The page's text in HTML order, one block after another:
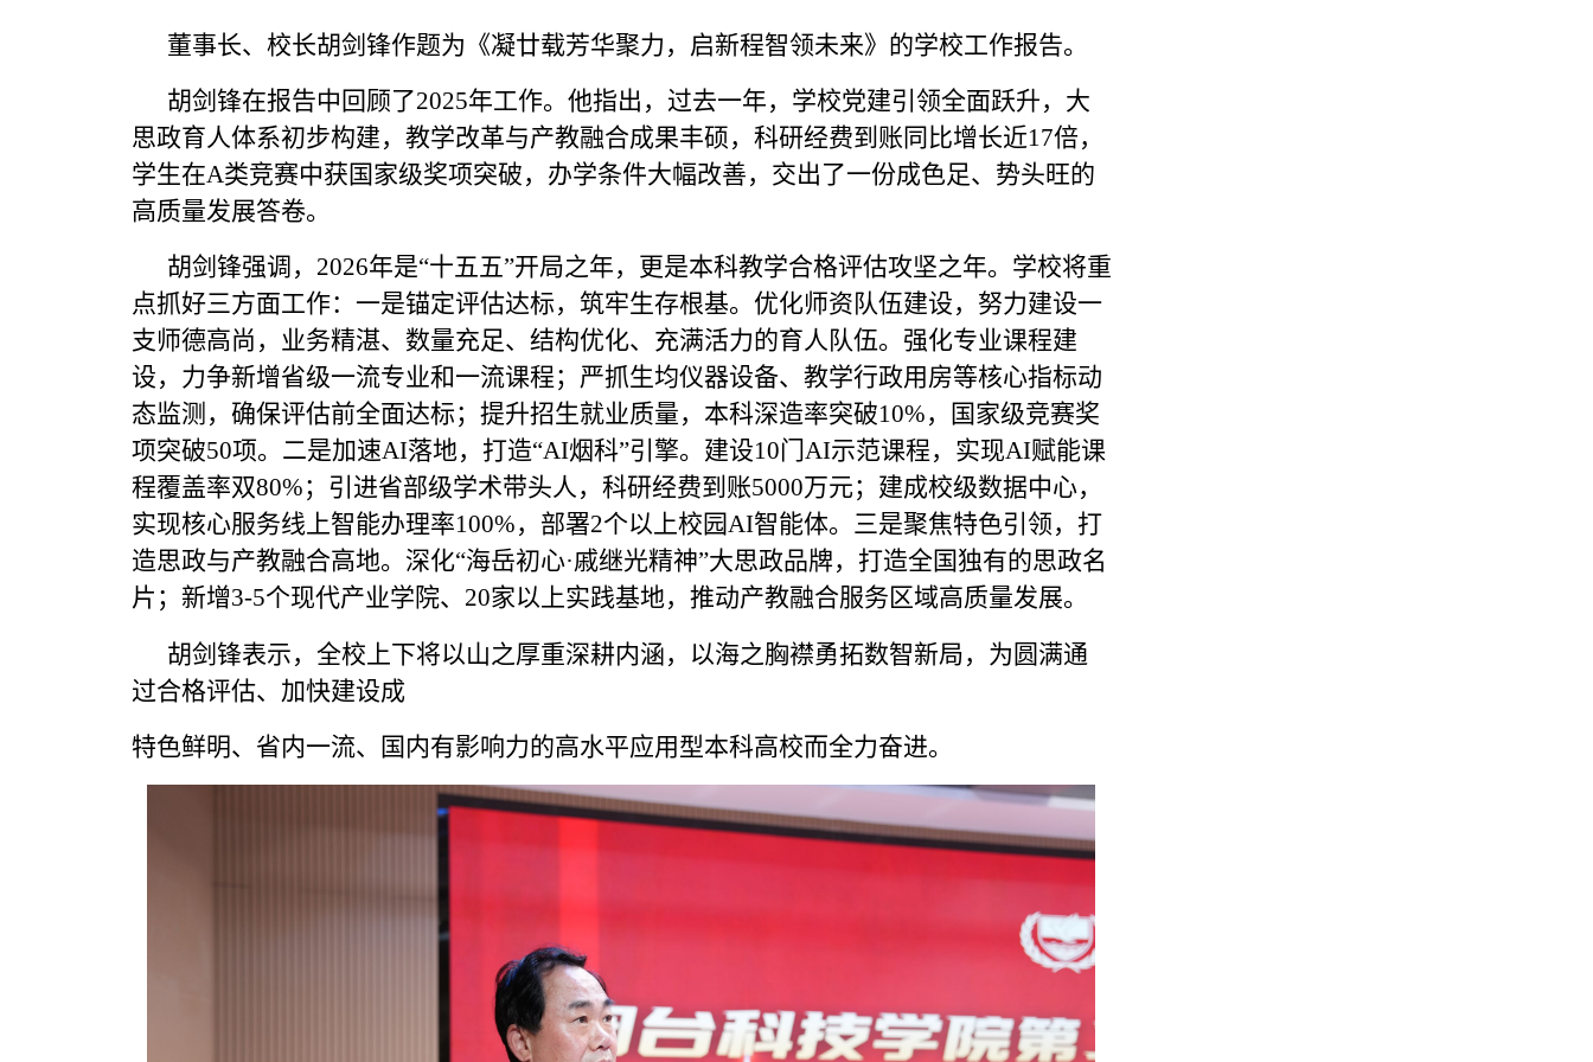
董事长、校长胡剑锋作题为《凝廿载芳华聚力，启新程智领未来》的学校工作报告。
胡剑锋在报告中回顾了2025年工作。他指出，过去一年，学校党建引领全面跃升，大
思政育人体系初步构建，教学改革与产教融合成果丰硕，科研经费到账同比增长近17倍，
学生在A类竞赛中获国家级奖项突破，办学条件大幅改善，交出了一份成色足、势头旺的
高质量发展答卷。
胡剑锋强调，2026年是“十五五”开局之年，更是本科教学合格评估攻坚之年。学校将重
点抓好三方面工作：一是锚定评估达标，筑牢生存根基。优化师资队伍建设，努力建设一
支师德高尚，业务精湛、数量充足、结构优化、充满活力的育人队伍。强化专业课程建
设，力争新增省级一流专业和一流课程；严抓生均仪器设备、教学行政用房等核心指标动
态监测，确保评估前全面达标；提升招生就业质量，本科深造率突破10%，国家级竞赛奖
项突破50项。二是加速AI落地，打造“AI烟科”引擎。建设10门AI示范课程，实现AI赋能课
程覆盖率双80%；引进省部级学术带头人，科研经费到账5000万元；建成校级数据中心，
实现核心服务线上智能办理率100%，部署2个以上校园AI智能体。三是聚焦特色引领，打
造思政与产教融合高地。深化“海岳初心·戚继光精神”大思政品牌，打造全国独有的思政名
片；新增3-5个现代产业学院、20家以上实践基地，推动产教融合服务区域高质量发展。
胡剑锋表示，全校上下将以山之厚重深耕内涵，以海之胸襟勇拓数智新局，为圆满通
过合格评估、加快建设成
特色鲜明、省内一流、国内有影响力的高水平应用型本科高校而全力奋进。